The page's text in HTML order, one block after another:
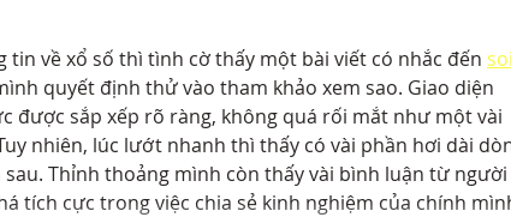
về xổ số thì tình cờ thấy một bài viết có nhắc đến soi
quyết định thử vào tham khảo xem sao. Giao diện
được sắp xếp rõ ràng, không quá rối mắt như một vài
nhiên, lúc lướt nhanh thì thấy có vài phần hơi dài
Thỉnh thoảng mình còn thấy vài bình luận từ người
tích cực trong việc chia sẻ kinh nghiệm của chính